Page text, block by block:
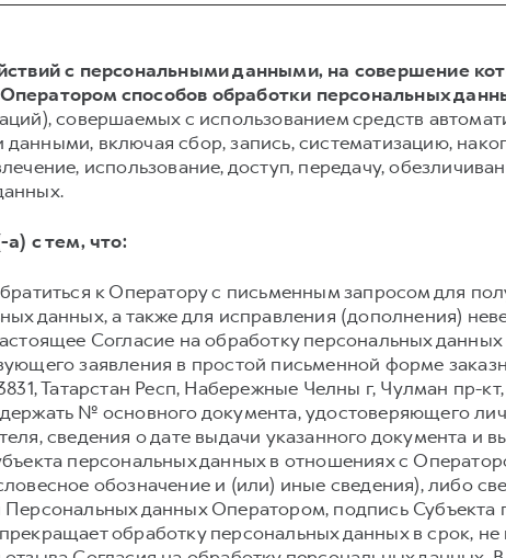
с персональными данными, на совершение
способов обработки персональных
совершаемых с использованием средств
включая сбор, запись, систематизацию,
использование, доступ, передачу,
с тем, что:
к Оператору с письменным запросом для
данных, а также для исправления (дополнения)
Согласие на обработку персональных
заявления в простой письменной форме
Татарстан Респ, Набережные Челны г, Чулман пр-
№ основного документа, удостоверяющего
сведения о дате выдачи указанного документа
персональных данных в отношениях с
обозначение и (или) иные сведения), либо
данных Оператором, подпись Субъекта
обработку персональных данных в срок,